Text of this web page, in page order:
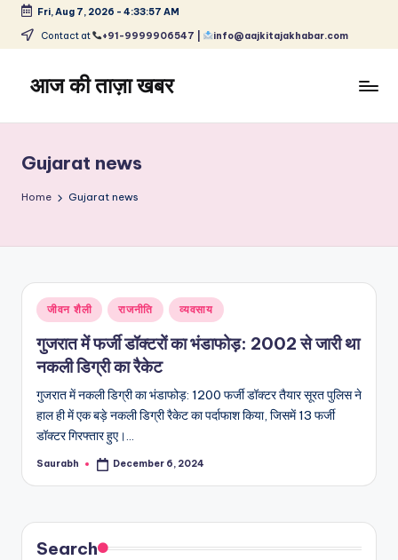
Skip
content
Fri, Aug 7, 2026 - 4:33:57 AM
Contact at +91-9999906547 | info@aajkitajakhabar.com
आज की ताज़ा खबर
ताज़ा
समाचार
–
और
विश्व
Gujarat news
Home Gujarat news
Posted
in
जीवन शैली राजनीति व्यवसाय
गुजरात में फर्जी डॉक्टरों का भंडाफोड़: 2002 से जारी था
नकली डिग्री का रैकेट
गुजरात में नकली डिग्री का भंडाफोड़: 1200 फर्जी डॉक्टर तैयार सूरत पुलिस ने
हाल ही में एक बड़े नकली डिग्री रैकेट का पर्दाफाश किया, जिसमें 13 फर्जी
डॉक्टर गिरफ्तार हुए।…
Posted
Saurabh December 6, 2024
Search